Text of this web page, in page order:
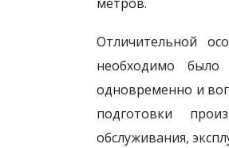
Отличительной
необходимо было
одновременно и
подготовки
обслуживания,